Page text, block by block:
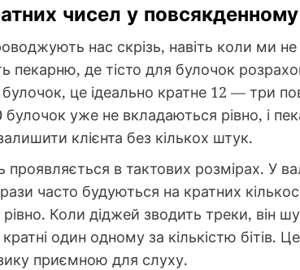
чисел у
нас скрізь, навіть коли ми
пекарню, де тісто для булочок
це ідеально кратне 12 — три
уже не вкладаються рівно, і
клієнта без кількох штук.
проявляється в тактових розмірах. У
фрази часто будуються на кратних
Коли діджей зводить треки, він
один одному за кількістю бітів.
приємною для слуху.